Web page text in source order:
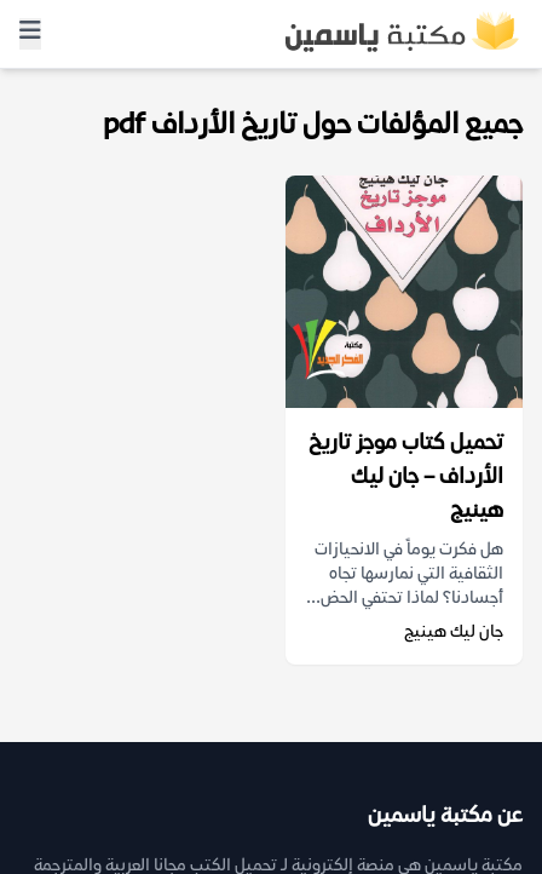
جميع المؤلفات حول تاريخ الأرداف pdf
تحميل كتاب موجز تاريخ
الأرداف – جان ليك
هينيج
هل فكرت يوماً في الانحيازات
الثقافية التي نمارسها تجاه
أجسادنا؟ لماذا تحتفي الحض...
جان ليك هينيج
عن مكتبة ياسمين
مكتبة ياسمين هي منصة إلكترونية لـ تحميل الكتب مجانا العربية والمترجمة